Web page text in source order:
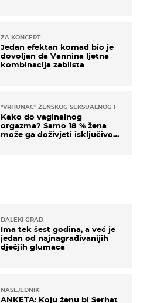
DALEKI GRAD
Ima tek šest godina, a već je
jedan od najnagrađivanijih
dječjih glumaca
NASLJEDNIK
ANKETA: Koju ženu bi Serhat
ZA KONCERT
Jedan efektan komad bio je
dovoljan da Vannina ljetna
kombinacija zablista
"VRHUNAC" ŽENSKOG SEKSUALNOG ISKUSTVA
Kako do vaginalnog
orgazma? Samo 18 % žena
može ga doživjeti isključivo